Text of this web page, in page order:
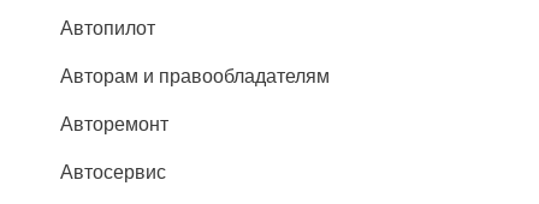
Автопилот
Авторам и правообладателям
Авторемонт
Автосервис